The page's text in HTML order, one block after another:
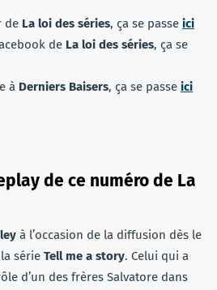
de La loi des séries, ça se passe ici
de La loi des séries, ça se
à Derniers Baisers, ça se passe ici
de ce numéro de La
à l’occasion de la diffusion dès le
série Tell me a story. Celui qui a
d’un des frères Salvatore dans